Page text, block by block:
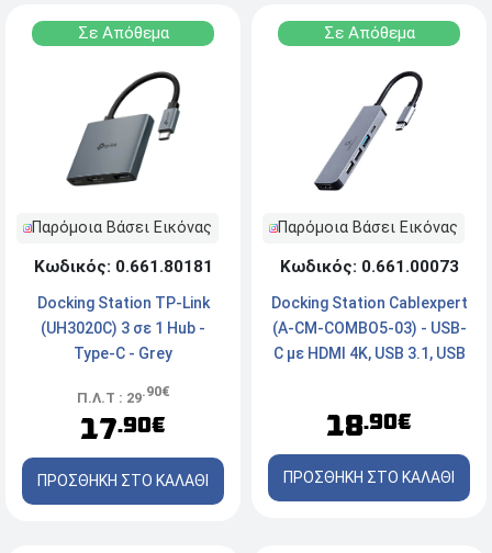
Σε Απόθεμα
Παρόμοια Βάσει Εικόνας
Κωδικός: 0.661.80181
Docking Station TP-Link
(UH3020C) 3 σε 1 Hub -
Type-C - Grey
Π.Λ.Τ : 29.90€
17.90€
ΠΡΟΣΘΗΚΗ ΣΤΟ ΚΑΛΑΘΙ
Σε Απόθεμα
Παρόμοια Βάσει Εικόνας
Κωδικός: 0.661.00073
Docking Station Cablexpert
(A-CM-COMBO5-03) - USB-
C με HDMI 4K, USB 3.1, USB
18.90€
ΠΡΟΣΘΗΚΗ ΣΤΟ ΚΑΛΑΘΙ